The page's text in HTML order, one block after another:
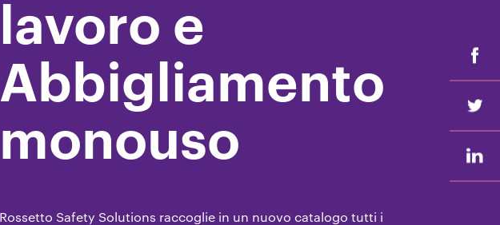
lavoro e
Abbigliamento
monouso
Rossetto Safety Solutions raccoglie in un nuovo catalogo tutti i